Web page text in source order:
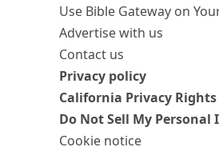
Use Bible Gateway on
Advertise with us
Contact us
Privacy policy
California Privacy Rights
Do Not Sell My
Cookie notice